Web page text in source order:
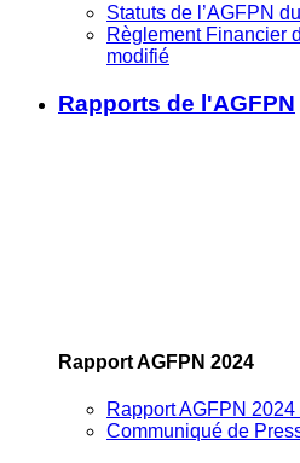
Statuts de l’AGFPN
Règlement Financier
modifié
Rapports de l'AGFPN
Rapport AGFPN 2024
Rapport AGFPN
Communiqué de